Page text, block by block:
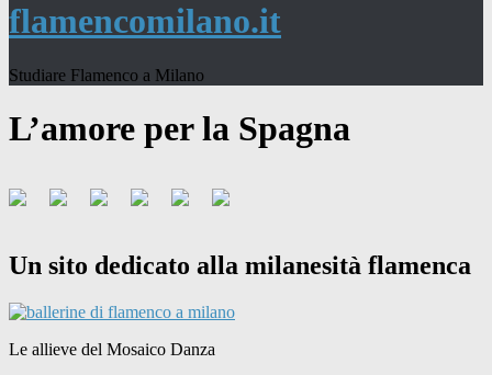
flamencomilano.it
Studiare Flamenco a Milano
L’amore per la Spagna
Un sito dedicato alla milanesità flamenca
Le allieve del Mosaico Danza